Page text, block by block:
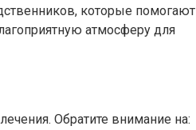
которые помогают
атмосферу для
Обратите внимание на: